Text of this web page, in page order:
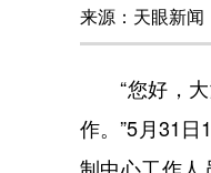
来源：天眼新闻
“您好，大
作。”5月31